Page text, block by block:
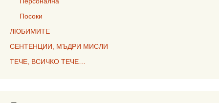
Посоки
ЛЮБИМИТЕ
СЕНТЕНЦИИ, МЪДРИ МИСЛИ
ТЕЧЕ, ВСИЧКО ТЕЧЕ…